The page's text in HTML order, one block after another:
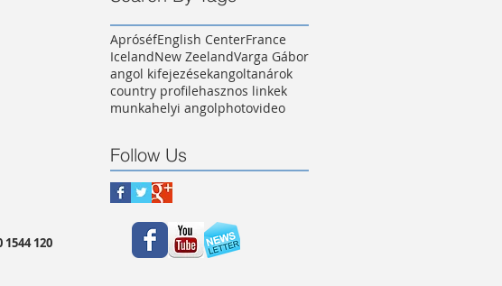
ApróséfEnglish CenterFrance
IcelandNew ZeelandVarga Gábor
angol kifejezésekangoltanárok
country profilehasznos linkek
munkahelyi angolphotovideo
Follow Us
1544 120